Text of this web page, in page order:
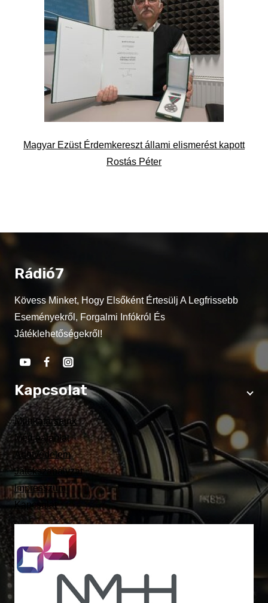
Magyar Ezüst Érdemkereszt állami elismerést kapott
Rostás Péter
Rádió7
Kövess Minket, Hogy Elsőként Értesülj A Legfrissebb
Eseményekről, Forgalmi Infókról És
Játéklehetőségekről!
Kapcsolat
Munkatársaink
Médiaajánlat
Adatvédelem
Játékszabályzat
Impresszum
Kapcsolat